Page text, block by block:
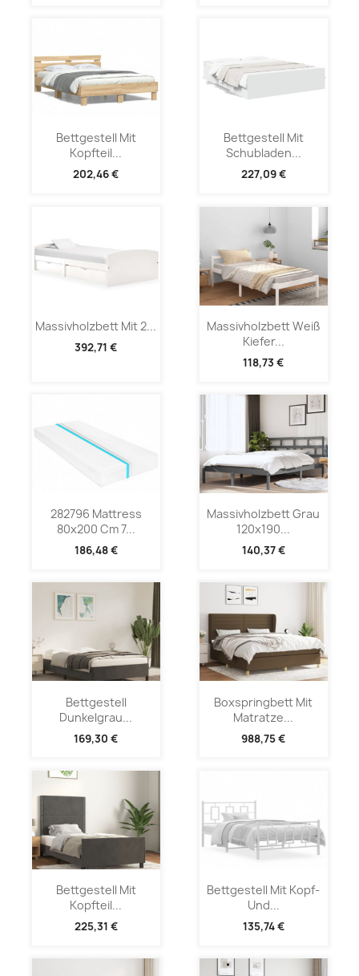
Bettgestell Mit
Kopfteil...
202,46 €
Bettgestell Mit
Schubladen...
227,09 €
Massivholzbett Mit 2...
392,71 €
Massivholzbett Weiß
Kiefer...
118,73 €
282796 Mattress
80x200 Cm 7...
186,48 €
Massivholzbett Grau
120x190...
140,37 €
Bettgestell
Dunkelgrau...
169,30 €
Boxspringbett Mit
Matratze...
988,75 €
Bettgestell Mit
Kopfteil...
225,31 €
Bettgestell Mit Kopf-
Und...
135,74 €